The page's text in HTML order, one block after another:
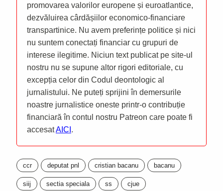
promovarea valorilor europene și euroatlantice,
dezvăluirea cârdășiilor economico-financiare
transpartinice. Nu avem preferințe politice și nici
nu suntem conectați financiar cu grupuri de
interese ilegitime. Niciun text publicat pe site-ul
nostru nu se supune altor rigori editoriale, cu
excepția celor din Codul deontologic al
jurnalistului. Ne puteți sprijini în demersurile
noastre jurnalistice oneste printr-o contribuție
financiară în contul nostru Patreon care poate fi
accesatAICI .
ccr deputat pnl cristian bacanu bacanu
siij sectia speciala ss cjue